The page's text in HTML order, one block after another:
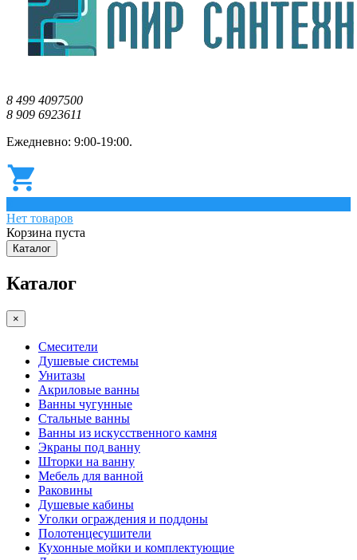
8 499 4097500
8 909 6923611
Ежедневно: 9:00-19:00.
Нет товаров
Корзина пуста
Каталог
Каталог
×
Смесители
Душевые системы
Унитазы
Акриловые ванны
Ванны чугунные
Стальные ванны
Ванны из искусственного камня
Экраны под ванну
Шторки на ванну
Мебель для ванной
Раковины
Душевые кабины
Уголки ограждения и поддоны
Полотенцесушители
Кухонные мойки и комплектующие